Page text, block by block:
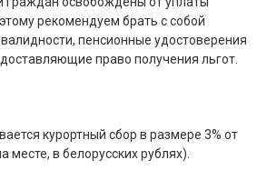
рекомендуем брать с собой
пенсионные удостоверения
право получения льгот.
курортный сбор в размере 3% от
месте, в белорусских рублях).